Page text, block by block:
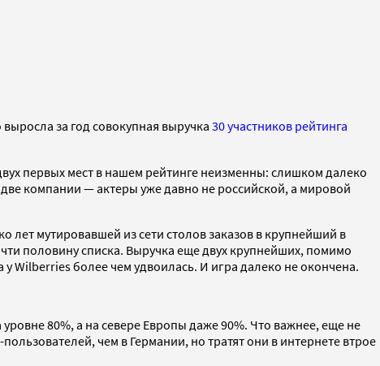
за год совокупная выручка 30 участников рейтинга
первых мест в нашем рейтинге неизменны: слишком далеко
компании — актеры уже давно не российской, а мировой
мутировавшей из сети столов заказов в крупнейший в
половину списка. Выручка еще двух крупнейших, помимо
Wilberries более чем удвоилась. И игра далеко не окончена.
80%, а на севере Европы даже 90%. Что важнее, еще не
чем в Германии, но тратят они в интернете втрое